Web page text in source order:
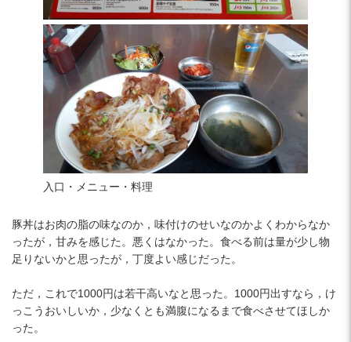
入口・メニュー・料理
豚丼はお肉の脂の味なのか，味付けのせいなのかよくわからなか
ったが，甘みを感じた。悪くはなかった。食べる前は量が少し物
足りないかと思ったが，丁度よい感じだった。
ただ，これで1000円は若干高いなと思った。1000円出すなら，け
っこうおいしいか，少なくとも満腹になるまで食べさせてほしか
った。